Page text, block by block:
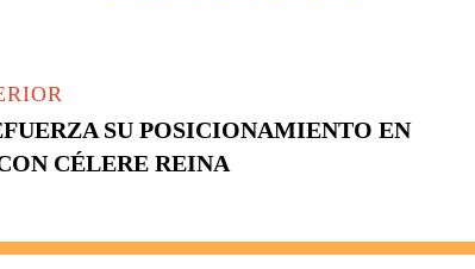
SU POSICIONAMIENTO EN
CÉLERE REINA